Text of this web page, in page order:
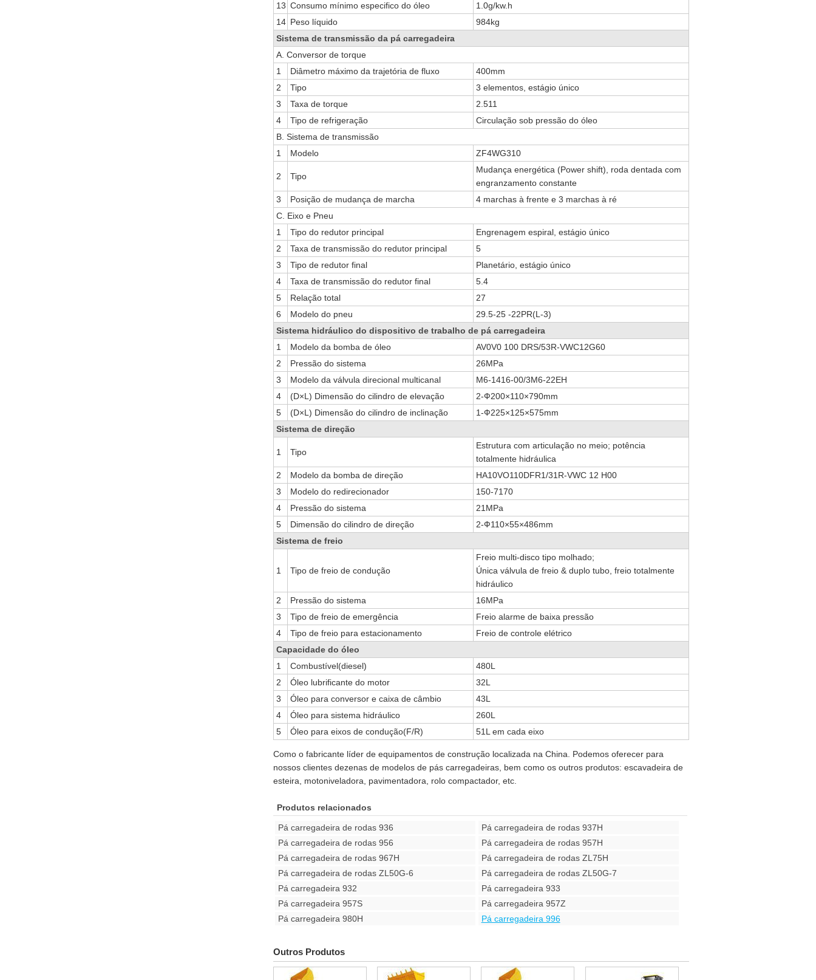
13 Consumo mínimo especifico do óleo
1.0g/kw.h
14 Peso líquido
984kg
Sistema de transmissão da pá carregadeira
A. Conversor de torque
1
Diâmetro máximo da trajetória de fluxo
400mm
2
Tipo
3 elementos, estágio único
3
Taxa de torque
2.511
4
Tipo de refrigeração
Circulação sob pressão do óleo
B. Sistema de transmissão
1
Modelo ZF4WG310
2 Tipo
Mudança energética (Power shift), roda dentada com
engranzamento constante
3
Posição de mudança de marcha
4 marchas à frente e 3 marchas à ré
C. Eixo e Pneu
1
Tipo do redutor principal
Engrenagem espiral, estágio único
2
Taxa de transmissão do redutor principal
5
3
Tipo de redutor final
Planetário, estágio único
4
Taxa de transmissão do redutor final
5.4
5
Relação total
27
6
Modelo do pneu
29.5-25 -22PR(L-3)
Sistema hidráulico do dispositivo de trabalho de pá carregadeira
1
Modelo da bomba de óleo
AV0V0 100 DRS/53R-VWC12G60
2
Pressão do sistema
26MPa
3
Modelo da válvula direcional multicanal
M6-1416-00/3M6-22EH
4
(D×L) Dimensão do cilindro de elevação
2-Ф200×110×790mm
5
(D×L) Dimensão do cilindro de inclinação
1-Ф225×125×575mm
Sistema de direção
1 Tipo
Estrutura com articulação no meio; potência
totalmente hidráulica
2
Modelo da bomba de direção
HA10VO110DFR1/31R-VWC 12 H00
3
Modelo do redirecionador
150-7170
4
Pressão do sistema
21MPa
5
Dimensão do cilindro de direção
2-Ф110×55×486mm
Sistema de freio
1 Tipo de freio de condução
Freio multi-disco tipo molhado;
Única válvula de freio & duplo tubo, freio totalmente
hidráulico
2
Pressão do sistema
16MPa
3
Tipo de freio de emergência
Freio alarme de baixa pressão
4
Tipo de freio para estacionamento
Freio de controle elétrico
Capacidade do óleo
1
Combustível(diesel)
480L
2
Óleo lubrificante do motor
32L
3
Óleo para conversor e caixa de câmbio
43L
4
Óleo para sistema hidráulico
260L
5
Óleo para eixos de condução(F/R) 51L em cada eixo
Como o fabricante líder de equipamentos de construção localizada na China. Podemos oferecer para
nossos clientes dezenas de modelos de pás carregadeiras, bem como os outros produtos: escavadeira de
esteira, motoniveladora, pavimentadora, rolo compactador, etc.
Produtos relacionados
Pá carregadeira de rodas 936
Pá carregadeira de rodas 937H
Pá carregadeira de rodas 956
Pá carregadeira de rodas 957H
Pá carregadeira de rodas 967H
Pá carregadeira de rodas ZL75H
Pá carregadeira de rodas ZL50G-6
Pá carregadeira de rodas ZL50G-7
Pá carregadeira 932
Pá carregadeira 933
Pá carregadeira 957S
Pá carregadeira 957Z
Pá carregadeira 980H
Pá carregadeira 996
Outros Produtos